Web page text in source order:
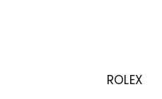
ROLEX